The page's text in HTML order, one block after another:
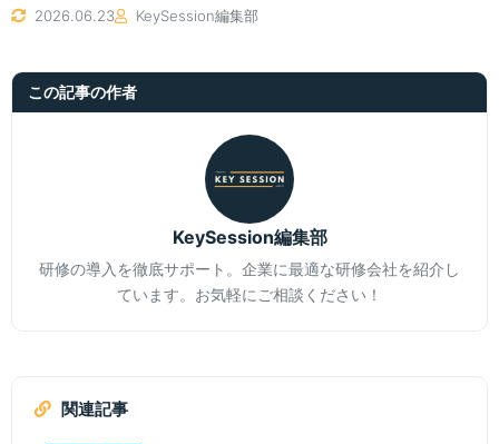
2026.06.23 KeySession編集部
この記事の作者
KeySession編集部
研修の導入を徹底サポート。企業に最適な研修会社を紹介し
ています。お気軽にご相談ください！
関連記事